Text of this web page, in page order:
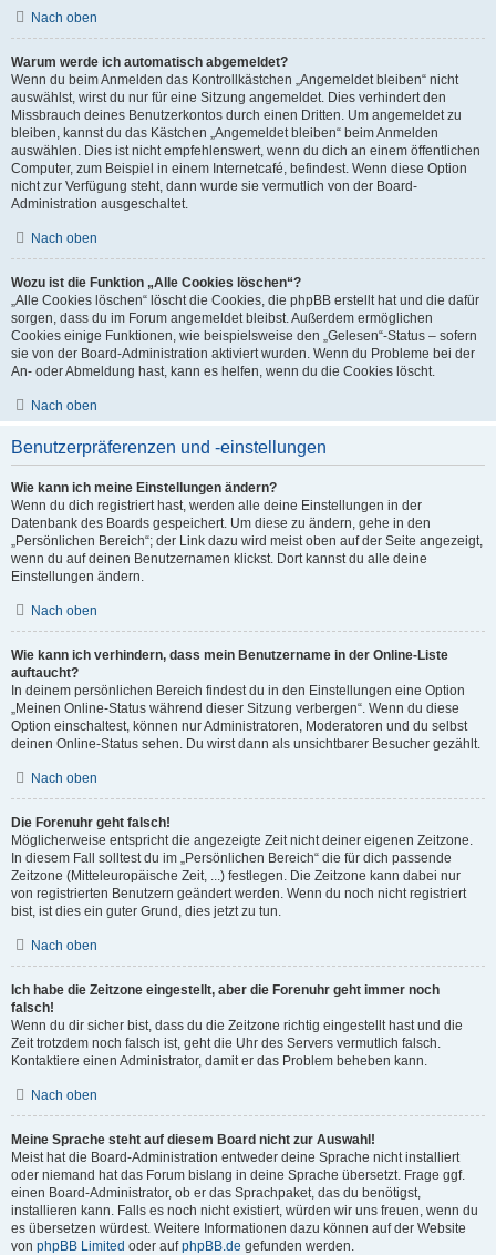
Nach oben
Warum werde ich automatisch abgemeldet?
Wenn du beim Anmelden das Kontrollkästchen „Angemeldet bleiben“ nicht
auswählst, wirst du nur für eine Sitzung angemeldet. Dies verhindert den
Missbrauch deines Benutzerkontos durch einen Dritten. Um angemeldet zu
bleiben, kannst du das Kästchen „Angemeldet bleiben“ beim Anmelden
auswählen. Dies ist nicht empfehlenswert, wenn du dich an einem öffentlichen
Computer, zum Beispiel in einem Internetcafé, befindest. Wenn diese Option
nicht zur Verfügung steht, dann wurde sie vermutlich von der Board-
Administration ausgeschaltet.
Nach oben
Wozu ist die Funktion „Alle Cookies löschen“?
„Alle Cookies löschen“ löscht die Cookies, die phpBB erstellt hat und die dafür
sorgen, dass du im Forum angemeldet bleibst. Außerdem ermöglichen
Cookies einige Funktionen, wie beispielsweise den „Gelesen“-Status – sofern
sie von der Board-Administration aktiviert wurden. Wenn du Probleme bei der
An- oder Abmeldung hast, kann es helfen, wenn du die Cookies löscht.
Nach oben
Benutzerpräferenzen und -einstellungen
Wie kann ich meine Einstellungen ändern?
Wenn du dich registriert hast, werden alle deine Einstellungen in der
Datenbank des Boards gespeichert. Um diese zu ändern, gehe in den
„Persönlichen Bereich“; der Link dazu wird meist oben auf der Seite angezeigt,
wenn du auf deinen Benutzernamen klickst. Dort kannst du alle deine
Einstellungen ändern.
Nach oben
Wie kann ich verhindern, dass mein Benutzername in der Online-Liste
auftaucht?
In deinem persönlichen Bereich findest du in den Einstellungen eine Option
„Meinen Online-Status während dieser Sitzung verbergen“. Wenn du diese
Option einschaltest, können nur Administratoren, Moderatoren und du selbst
deinen Online-Status sehen. Du wirst dann als unsichtbarer Besucher gezählt.
Nach oben
Die Forenuhr geht falsch!
Möglicherweise entspricht die angezeigte Zeit nicht deiner eigenen Zeitzone.
In diesem Fall solltest du im „Persönlichen Bereich“ die für dich passende
Zeitzone (Mitteleuropäische Zeit, ...) festlegen. Die Zeitzone kann dabei nur
von registrierten Benutzern geändert werden. Wenn du noch nicht registriert
bist, ist dies ein guter Grund, dies jetzt zu tun.
Nach oben
Ich habe die Zeitzone eingestellt, aber die Forenuhr geht immer noch
falsch!
Wenn du dir sicher bist, dass du die Zeitzone richtig eingestellt hast und die
Zeit trotzdem noch falsch ist, geht die Uhr des Servers vermutlich falsch.
Kontaktiere einen Administrator, damit er das Problem beheben kann.
Nach oben
Meine Sprache steht auf diesem Board nicht zur Auswahl!
Meist hat die Board-Administration entweder deine Sprache nicht installiert
oder niemand hat das Forum bislang in deine Sprache übersetzt. Frage ggf.
einen Board-Administrator, ob er das Sprachpaket, das du benötigst,
installieren kann. Falls es noch nicht existiert, würden wir uns freuen, wenn du
es übersetzen würdest. Weitere Informationen dazu können auf der Website
von phpBB Limited oder aufphpBB.de gefunden werden.